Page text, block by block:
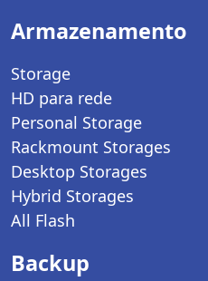
Armazenamento
Storage
HD para rede
Personal Storage
Rackmount Storages
Desktop Storages
Hybrid Storages
All Flash
Backup